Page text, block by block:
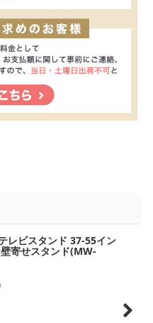
レビスタンド 37-55イン
寄せスタンド(MW-